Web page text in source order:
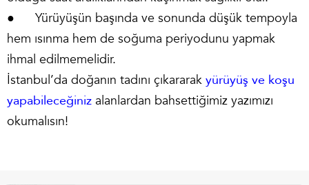
● Yürüyüşün başında ve sonunda düşük tempoyla
hem ısınma hem de soğuma periyodunu yapmak
ihmal edilmemelidir.
İstanbul’da doğanın tadını çıkararak yürüyüş ve koşu
yapabileceğiniz alanlardan bahsettiğimiz yazımızı
okumalısın!